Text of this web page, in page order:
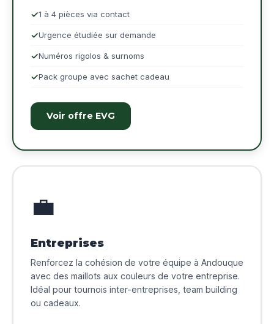
1 à 4 pièces via contact
Urgence étudiée sur demande
Numéros rigolos & surnoms
Pack groupe avec sachet cadeau
Voir offre EVG
💼
Entreprises
Renforcez la cohésion de votre équipe à Andouque
avec des maillots aux couleurs de votre entreprise.
Idéal pour tournois inter-entreprises, team building
ou cadeaux.